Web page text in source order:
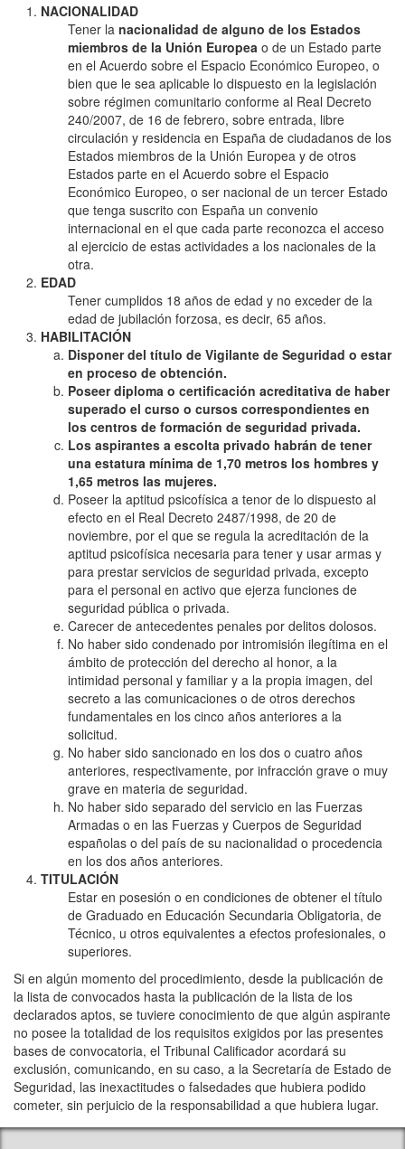
NACIONALIDAD
Tener la nacionalidad de alguno de los Estados
miembros de la Unión Europea o de un Estado parte
en el Acuerdo sobre el Espacio Económico Europeo, o
bien que le sea aplicable lo dispuesto en la legislación
sobre régimen comunitario conforme al Real Decreto
240/2007, de 16 de febrero, sobre entrada, libre
circulación y residencia en España de ciudadanos de los
Estados miembros de la Unión Europea y de otros
Estados parte en el Acuerdo sobre el Espacio
Económico Europeo, o ser nacional de un tercer Estado
que tenga suscrito con España un convenio
internacional en el que cada parte reconozca el acceso
al ejercicio de estas actividades a los nacionales de la
otra.
EDAD
Tener cumplidos 18 años de edad y no exceder de la
edad de jubilación forzosa, es decir, 65 años.
HABILITACIÓN
Disponer del título de Vigilante de Seguridad o estar
en proceso de obtención.
Poseer diploma o certificación acreditativa de haber
superado el curso o cursos correspondientes en
los centros de formación de seguridad privada.
Los aspirantes a escolta privado habrán de tener
una estatura mínima de 1,70 metros los hombres y
1,65 metros las mujeres.
Poseer la aptitud psicofísica a tenor de lo dispuesto al
efecto en el Real Decreto 2487/1998, de 20 de
noviembre, por el que se regula la acreditación de la
aptitud psicofísica necesaria para tener y usar armas y
para prestar servicios de seguridad privada, excepto
para el personal en activo que ejerza funciones de
seguridad pública o privada.
Carecer de antecedentes penales por delitos dolosos.
No haber sido condenado por intromisión ilegítima en el
ámbito de protección del derecho al honor, a la
intimidad personal y familiar y a la propia imagen, del
secreto a las comunicaciones o de otros derechos
fundamentales en los cinco años anteriores a la
solicitud.
No haber sido sancionado en los dos o cuatro años
anteriores, respectivamente, por infracción grave o muy
grave en materia de seguridad.
No haber sido separado del servicio en las Fuerzas
Armadas o en las Fuerzas y Cuerpos de Seguridad
españolas o del país de su nacionalidad o procedencia
en los dos años anteriores.
TITULACIÓN
Estar en posesión o en condiciones de obtener el título
de Graduado en Educación Secundaria Obligatoria, de
Técnico, u otros equivalentes a efectos profesionales, o
superiores.
Si en algún momento del procedimiento, desde la publicación de
la lista de convocados hasta la publicación de la lista de los
declarados aptos, se tuviere conocimiento de que algún aspirante
no posee la totalidad de los requisitos exigidos por las presentes
bases de convocatoria, el Tribunal Calificador acordará su
exclusión, comunicando, en su caso, a la Secretaría de Estado de
Seguridad, las inexactitudes o falsedades que hubiera podido
cometer, sin perjuicio de la responsabilidad a que hubiera lugar.